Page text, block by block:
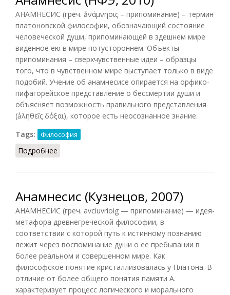
АНАМНЕСИС (греч. ảνάμνησις – припоминание) – термин
платоновской философии, обозначающий состояние
человеческой души, припоминающей в здешнем мире
виденное ею в мире потустороннем. Объекты
припоминания – сверхчувственные идеи – образцы
того, что в чувственном мире выступает только в виде
подобий. Учение об анамнесисе опирается на орфико-
пифагорейское представление о бессмертии души и
объясняет возможность правильного представления
(ảληθεἳς δόξαι), которое есть неосознанное знание.
Tags:
Философия
Подробнее
Анамнесис (Кузнецов, 2007)
АНАМНЕСИС (греч. avciuvrioig — припоминание) — идея-
метафора древнегреческой философии, в
соответствии с которой путь к истинному познанию
лежит через воспоминание души о ее пребывании в
более реальном и совершенном мире. Как
философское понятие кристаллизовалась у Платона. В
отличие от более общего понятия памяти А.
характеризует процесс логического и морального